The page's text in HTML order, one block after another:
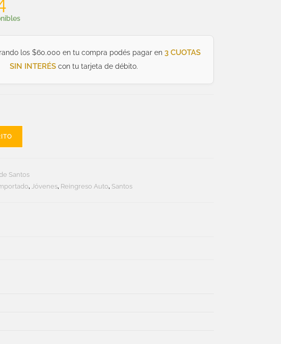
los $60.000 en tu compra podés pagar en 3 CUOTAS
SIN INTERÉScon tu tarjeta de débito.
Santos
,Jóvenes, Reingreso Auto,Santos